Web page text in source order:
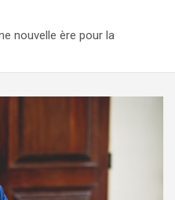
nouvelle ère pour la